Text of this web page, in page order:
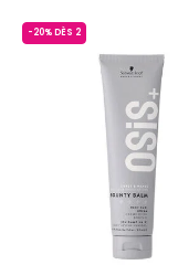
-20% DÈS 2